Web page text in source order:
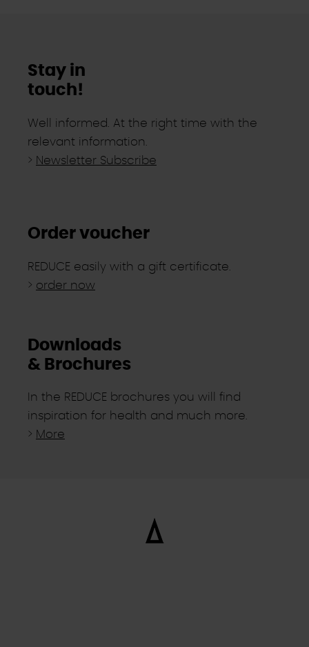
Stay in
touch!
Well informed. At the right time with the
relevant information.
> Newsletter Subscribe
Order voucher
REDUCE easily with a gift certificate.
> order now
Downloads
& Brochures
In the REDUCE brochures you will find
inspiration for health and much more.
> More